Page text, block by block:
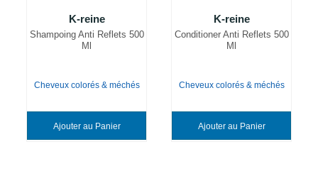
K-reine
Shampoing Anti Reflets 500
Ml
Cheveux colorés & méchés
Ajouter au Panier
K-reine
Conditioner Anti Reflets 500
Ml
Cheveux colorés & méchés
Ajouter au Panier